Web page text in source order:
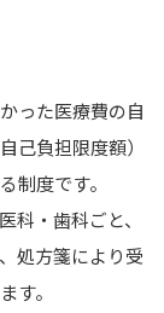
った医療費の自
己負担限度額）
制度です。
・歯科ごと、
処方箋により受
す。